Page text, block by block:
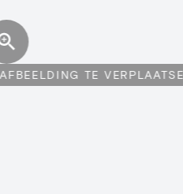
TE